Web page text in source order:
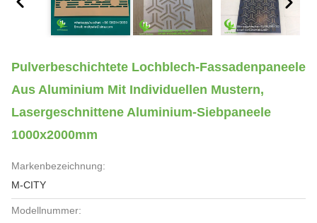
Pulverbeschichtete Lochblech-Fassadenpaneele
Aus Aluminium Mit Individuellen Mustern,
Lasergeschnittene Aluminium-Siebpaneele
1000x2000mm
Markenbezeichnung:
M-CITY
Modellnummer: